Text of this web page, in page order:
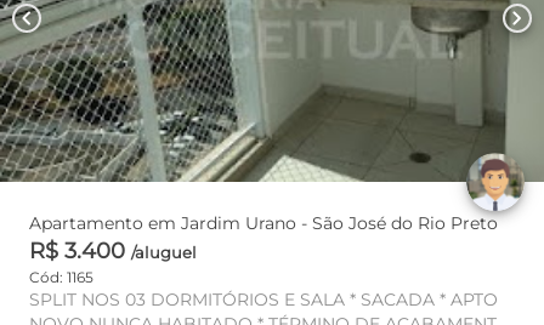
chevron_left chevron_right
Apartamento em Jardim Urano - São José do Rio Preto
R$ 3.400 /aluguel
Cód: 1165
SPLIT NOS 03 DORMITÓRIOS E SALA * SACADA * APTO